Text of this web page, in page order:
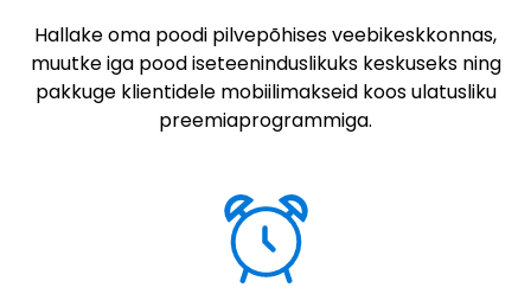
Hallake oma poodi pilvepõhises veebikeskkonnas,
muutke iga pood iseteeninduslikuks keskuseks ning
pakkuge klientidele mobiilimakseid koos ulatusliku
preemiaprogrammiga.